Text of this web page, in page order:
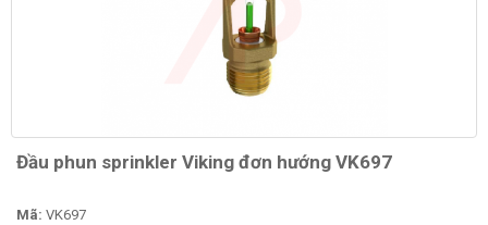
Đầu phun sprinkler Viking đơn hướng VK697
Mã: VK697